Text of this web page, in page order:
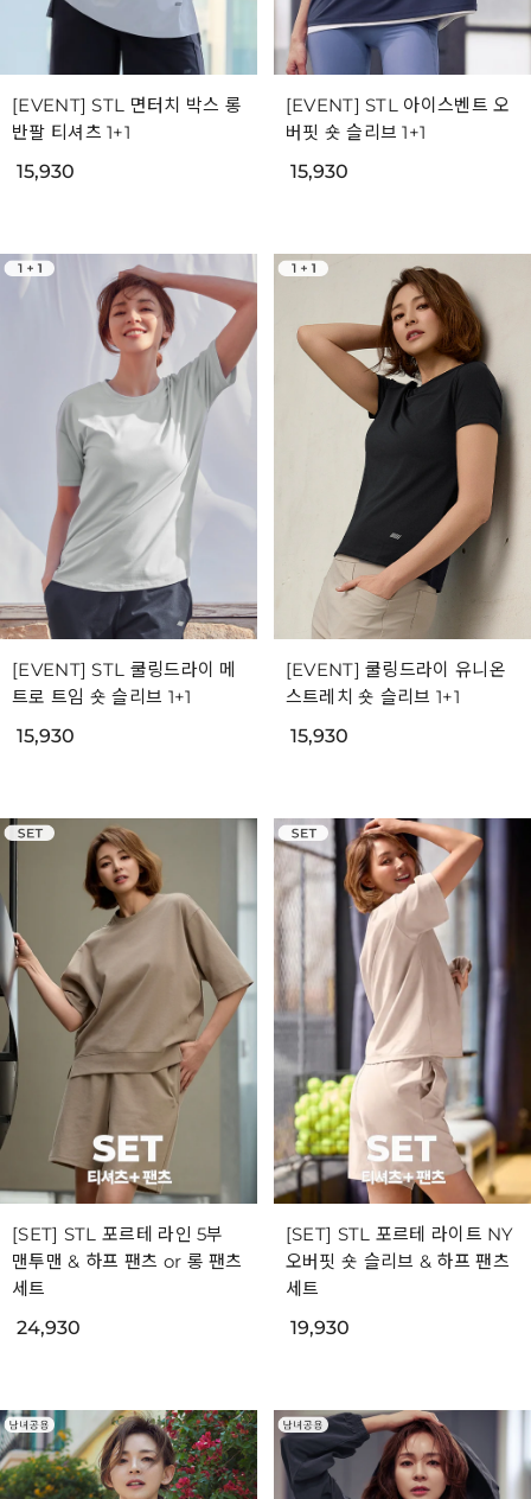
[EVENT] STL 면터치 박스 롱
반팔 티셔츠 1+1
15,930
[EVENT] STL 아이스벤트 오
버핏 숏 슬리브 1+1
15,930
[EVENT] STL 쿨링드라이 메
트로 트임 숏 슬리브 1+1
15,930
[EVENT] 쿨링드라이 유니온
스트레치 숏 슬리브 1+1
15,930
[SET] STL 포르테 라인 5부
맨투맨 & 하프 팬츠 or 롱 팬츠
세트
24,930
[SET] STL 포르테 라이트 NY
오버핏 숏 슬리브 & 하프 팬츠
세트
19,930